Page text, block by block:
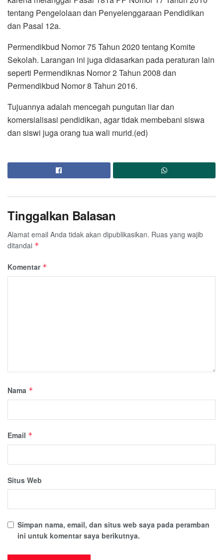
tentang Pengelolaan dan Penyelenggaraan Pendidikan
dan Pasal 12a.
Permendikbud Nomor 75 Tahun 2020 tentang Komite
Sekolah. Larangan ini juga didasarkan pada peraturan lain
seperti Permendiknas Nomor 2 Tahun 2008 dan
Permendikbud Nomor 8 Tahun 2016.
Tujuannya adalah mencegah pungutan liar dan
komersialisasi pendidikan, agar tidak membebani siswa
dan siswi juga orang tua wali murid.(ed)
Tinggalkan Balasan
Alamat email Anda tidak akan dipublikasikan. Ruas yang wajib
ditandai *
Komentar *
Nama *
Email *
Situs Web
Simpan nama, email, dan situs web saya pada peramban
ini untuk komentar saya berikutnya.